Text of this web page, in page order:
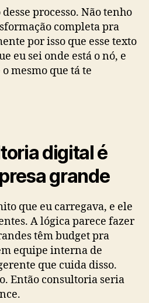
processo. Não tenho
completa pra
por isso que esse texto
eu sei onde está o nó, e
mesmo que tá te
digital é
grande
que eu carregava, e ele
A lógica parece fazer
têm budget pra
equipe interna de
que cuida disso.
Então consultoria seria